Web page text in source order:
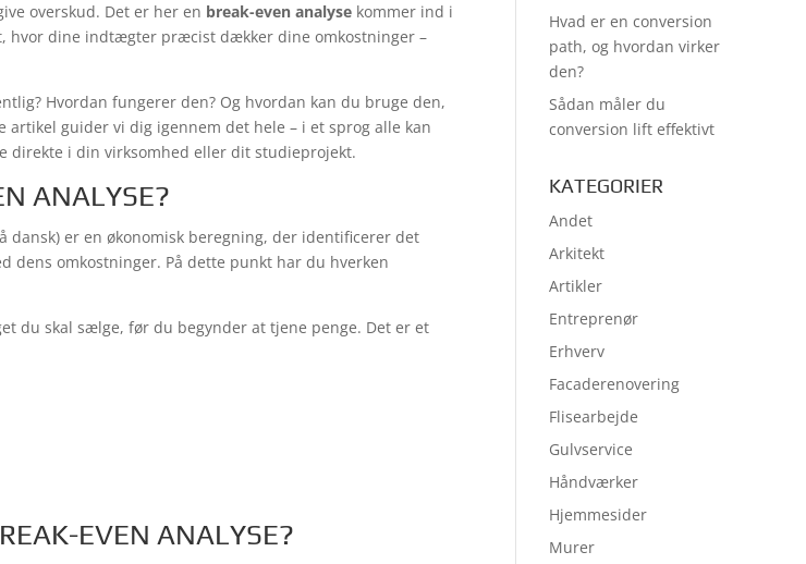
overskud. Det er her en break-even analysekommer ind i
hvor dine indtægter præcist dækker dine omkostninger –
Hvordan fungerer den? Og hvordan kan du bruge den,
artikel guider vi dig igennem det hele – i et sprog alle kan
direkte i din virksomhed eller dit studieprojekt.
ANALYSE?
dansk) er en økonomisk beregning, der identificerer det
omkostninger. På dette punkt har du hverken
du skal sælge, før du begynder at tjene penge. Det er et
EVEN ANALYSE?
Hvad er en conversion
path, og hvordan virker
den?
Sådan måler du
conversion lift effektivt
KATEGORIER
Andet
Arkitekt
Artikler
Entreprenør
Erhverv
Facaderenovering
Flisearbejde
Gulvservice
Håndværker
Hjemmesider
Murer